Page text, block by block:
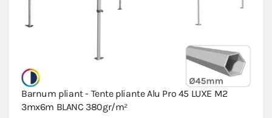
Barnum pliant - Tente pliante Alu Pro 45 LUXE M2
3mx6m BLANC 380gr/m²